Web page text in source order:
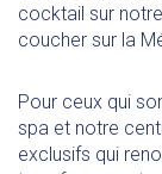
cocktail sur
coucher sur la
Pour ceux qui
spa et notre
exclusifs qui